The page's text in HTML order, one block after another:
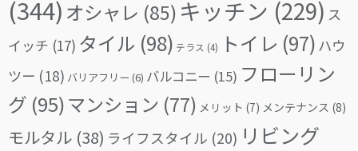
(344) オシャレ (85) キッチン (229) ス
イッチ (17) タイル (98) テラス (4) トイレ (97) ハウ
ツー (18) バリアフリー (6) バルコニー (15) フローリン
グ (95)マンション (77) メリット (7) メンテナンス (8)
モルタル (38) ライフスタイル (20) リビング